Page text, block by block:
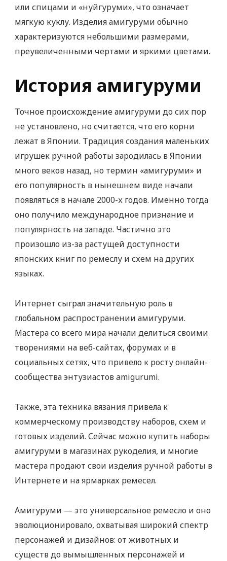
или спицами и «нуйгуруми», что означает
мягкую куклу. Изделия амигуруми обычно
характеризуются небольшими размерами,
преувеличенными чертами и яркими цветами.
История амигуруми
Точное происхождение амигуруми до сих пор
не установлено, но считается, что его корни
лежат в Японии. Традиция создания маленьких
игрушек ручной работы зародилась в Японии
много веков назад, но термин «амигуруми» и
его популярность в нынешнем виде начали
появляться в начале 2000-х годов. Именно тогда
оно получило международное признание и
популярность на западе. Частично это
произошло из-за растущей доступности
японских книг по ремеслу и схем на других
языках.
Интернет сыграл значительную роль в
глобальном распространении амигуруми.
Мастера со всего мира начали делиться своими
творениями на веб-сайтах, форумах и в
социальных сетях, что привело к росту онлайн-
сообщества энтузиастов amigurumi.
Также, эта техника вязания привела к
коммерческому производству наборов, схем и
готовых изделий. Сейчас можно купить наборы
амигуруми в магазинах рукоделия, и многие
мастера продают свои изделия ручной работы в
Интернете и на ярмарках ремесел.
Амигуруми — это универсальное ремесло и оно
эволюционировало, охватывая широкий спектр
персонажей и дизайнов: от животных и
существ до вымышленных персонажей и